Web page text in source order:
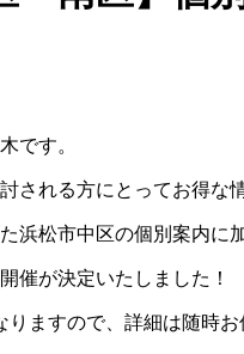
です。
される方にとってお得な
浜松市中区の個別案内に
催が決定いたしました！
ますので、詳細は随時お